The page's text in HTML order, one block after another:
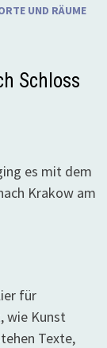
UND RÄUME
Schloss
es mit dem
Krakow am
für
wie Kunst
Texte,